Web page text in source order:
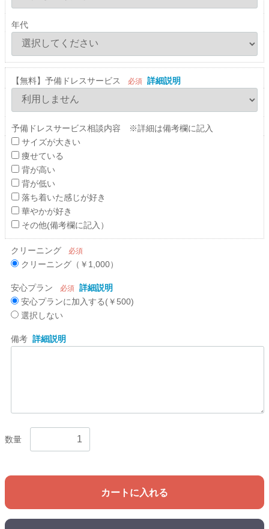
年代
【無料】予備ドレスサービス 必須 詳細説明
予備ドレスサービス相談内容 ※詳細は備考欄に記入
サイズが大きい
痩せている
背が高い
背が低い
落ち着いた感じが好き
華やかが好き
その他(備考欄に記入）
クリーニング 必須
クリーニング（￥1,000）
安心プラン 必須 詳細説明
安心プランに加入する(￥500)
選択しない
備考 詳細説明
数量
カートに入れる